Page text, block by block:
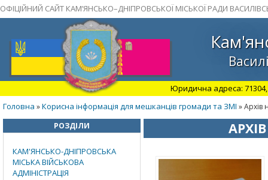
ОФІЦІЙНИЙ САЙТ КАМ’ЯНСЬКО–ДНІПРОВСЬКОЇ МІСЬКОЇ РАДИ
Юридична адреса: 71304,
Головна »Корисна інформація для мешканців громади та ЗМІ » Архів
РОЗДІЛИ
КАМ'ЯНСЬКО-ДНІПРОВСЬКА
МІСЬКА ВІЙСЬКОВА
АДМІНІСТРАЦІЯ